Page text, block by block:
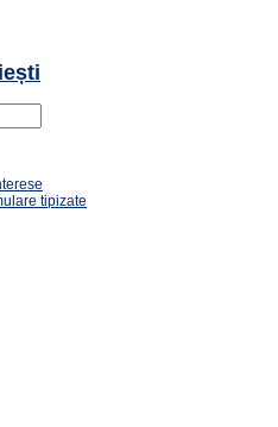
tipizate